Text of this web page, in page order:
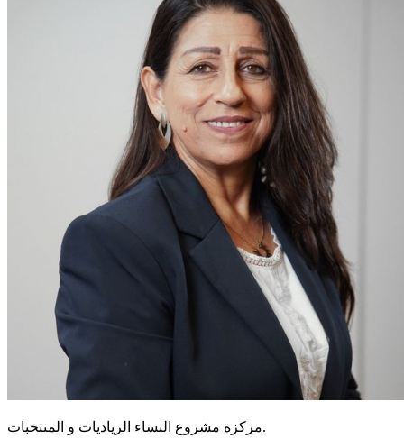
مركزة مشروع النساء الرياديات و المنتخبات.